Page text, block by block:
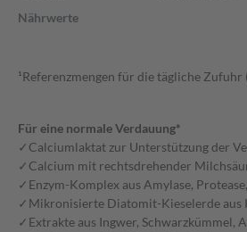
Nährwerte
¹Referenzmengen für die tägliche Zufuhr
Für eine normale Verdauung*
✓Calciumlaktat zur Unterstützung der
✓Calcium mit rechtsdrehender
✓Enzym-Komplex aus Amylase,
✓Mikronisierte Diatomit-Kieselerde aus
✓Extrakte aus Ingwer, Schwarzkümmel,